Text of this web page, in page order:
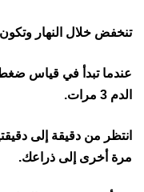
تنخفض خلال النهار
عندما تبدأ في قياس
الدم 3 مرات.
انتظر من دقيقة إلى
مرة أخرى إلى ذراعك.